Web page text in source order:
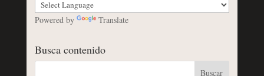
Powered by Translate
Busca contenido